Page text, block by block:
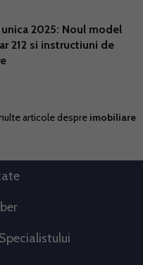
2025: Noul model
212 si instructiuni de
articole despre imobiliare